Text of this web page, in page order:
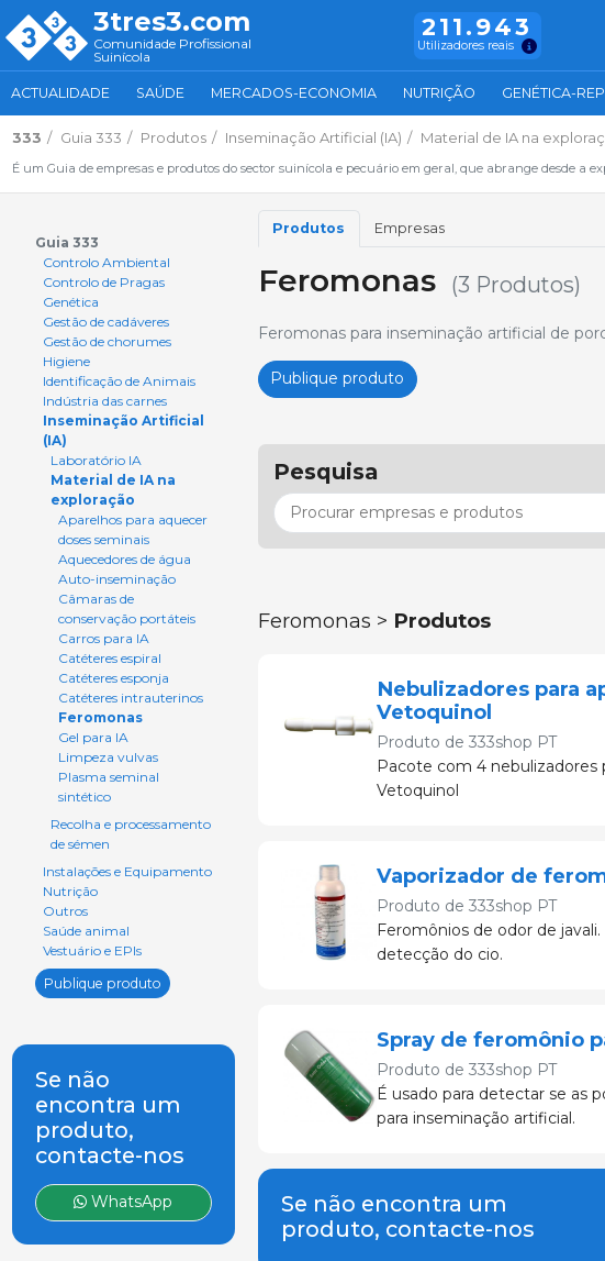
3tres3.com
Comunidade Profissional
Suinícola
211.943
Utilizadores reais
ACTUALIDADE SAÚDE MERCADOS-ECONOMIA NUTRIÇÃO GENÉTICA-
333 Guia 333 Produtos Inseminação Artificial (IA) Material de IA na
É um Guia de empresas e produtos do sector suinícola e pecuário em geral, que abrange desde a
Guia 333
Controlo Ambiental
Controlo de Pragas
Genética
Gestão de cadáveres
Gestão de chorumes
Higiene
Identificação de Animais
Indústria das carnes
Inseminação Artificial
(IA)
Laboratório IA
Material de IA na
exploração
Aparelhos para aquecer
doses seminais
Aquecedores de água
Auto-inseminação
Câmaras de
conservação portáteis
Carros para IA
Catéteres espiral
Catéteres esponja
Catéteres intrauterinos
Feromonas
Gel para IA
Limpeza vulvas
Plasma seminal
sintético
Recolha e processamento
de sémen
Instalações e Equipamento
Nutrição
Outros
Saúde animal
Vestuário e EPIs
Publique produto
Se não
encontra um
produto,
contacte-nos
WhatsApp
Produtos Empresas
Feromonas (3 Produtos)
Feromonas para inseminação artificial de
Publique produto
Pesquisa
Feromonas > Produtos
Nebulizadores para
Vetoquinol
Produto de 333shop PT
Pacote com 4 nebulizadores
Vetoquinol
Vaporizador de
Produto de 333shop PT
Feromônios de odor de
detecção do cio.
Spray de feromônio
Produto de 333shop PT
É usado para detectar se as
para inseminação artificial.
Se não encontra um
produto, contacte-nos